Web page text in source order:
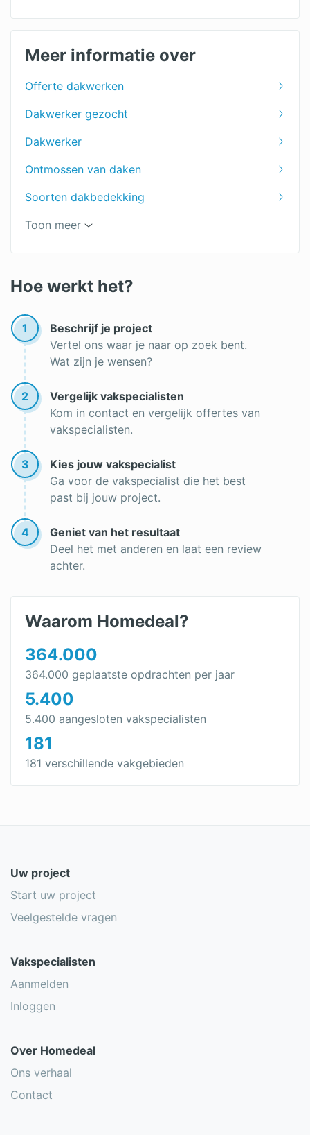
Groendak
Dakreparatie
Meer informatie over
Offerte dakwerken
Dakwerker gezocht
Dakwerker
Ontmossen van daken
Soorten dakbedekking
Keramische dakpannen
Betonnen dakpannen
Leien dak
Roofing
Dakgoot reinigen
Lichtkoepel op een plat dak
Goedkope dakbedekking
Dak vernieuwen
Onderhoud rieten dak
Nieuw dak plaatsen
Dakbedekking vervangen
Dakpannen leggen
Toon meer
Hoe werkt het?
1
Beschrijf je project
Vertel ons waar je naar op zoek bent.
Wat zijn je wensen?
2
Vergelijk vakspecialisten
Kom in contact en vergelijk offertes van
vakspecialisten.
3
Kies jouw vakspecialist
Ga voor de vakspecialist die het best
past bij jouw project.
4
Geniet van het resultaat
Deel het met anderen en laat een review
achter.
Waarom Homedeal?
364.000
364.000 geplaatste opdrachten per jaar
5.400
5.400 aangesloten vakspecialisten
181
181 verschillende vakgebieden
Uw project
Start uw project
Veelgestelde vragen
Vakspecialisten
Aanmelden
Inloggen
Over Homedeal
Ons verhaal
Contact